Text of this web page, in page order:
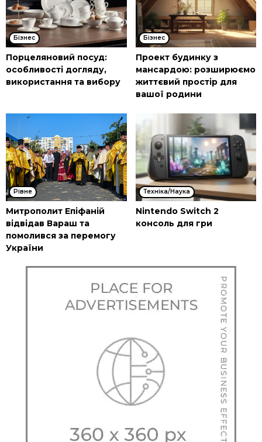
Бізнес
Порцеляновий посуд:
особливості догляду,
використання та вибору
Бізнес
Проект будинку з
мансардою: розширюємо
життєвий простір для
вашої родини
Рівне
Митрополит Епіфаній
відвідав Вараш та
помолився за перемогу
України
Техніка/Наука
Nintendo Switch 2
консоль для гри